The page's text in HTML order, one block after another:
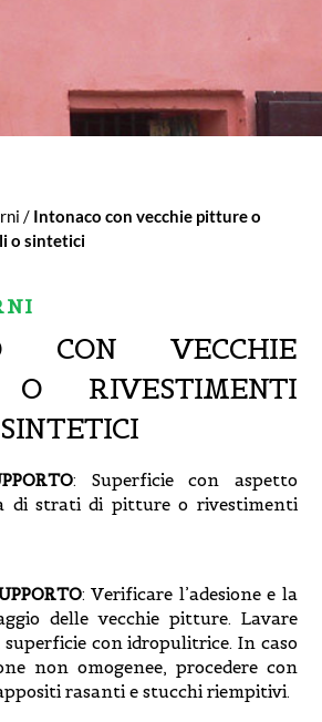
/ Intonaco con vecchie pitture o
o sintetici
CON VECCHIE
O RIVESTIMENTI
: Superficie con aspetto
di strati di pitture o rivestimenti
: Verificare l’adesione e la
delle vecchie pitture. Lavare
con idropulitrice. In caso
non omogenee, procedere con
rasanti e stucchi riempitivi.